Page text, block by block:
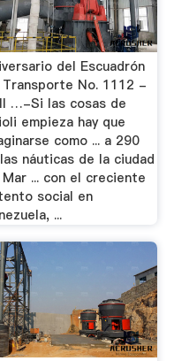
del Escuadrón
Transporte No. 1112 -
…-Si las cosas de
empieza hay que
como ... a 290
náuticas de la ciudad
... con el creciente
social en
...